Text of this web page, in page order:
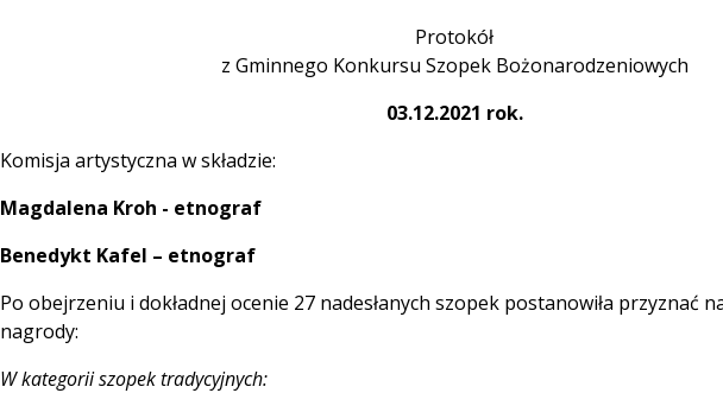
Protokół
z Gminnego Konkursu Szopek Bożonarodzeniowych
03.12.2021 rok.
Komisja artystyczna w składzie:
Magdalena Kroh - etnograf
Benedykt Kafel – etnograf
Po obejrzeniu i dokładnej ocenie 27 nadesłanych szopek postanowiła przyznać
nagrody:
W kategorii szopek tradycyjnych: